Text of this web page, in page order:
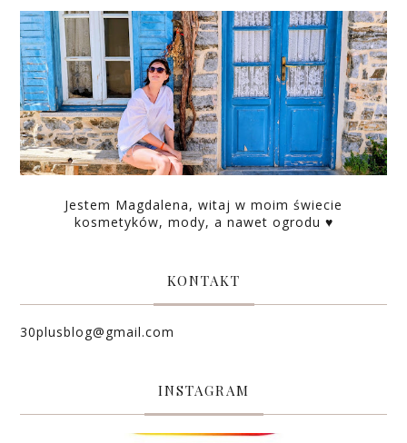
Jestem Magdalena, witaj w moim świecie
kosmetyków, mody, a nawet ogrodu ♥
KONTAKT
30plusblog@gmail.com
INSTAGRAM